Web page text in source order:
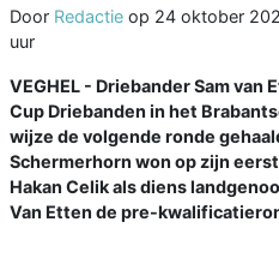
Door Redactie op 24 oktober
uur
VEGHEL - Driebander Sam
Cup Driebanden in het
wijze de volgende ronde
Schermerhorn won op zijn
Hakan Celik als diens
Van Etten de pre-